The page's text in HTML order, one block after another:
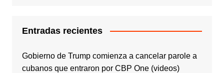
Entradas recientes
Gobierno de Trump comienza a cancelar parole a
cubanos que entraron por CBP One (videos)